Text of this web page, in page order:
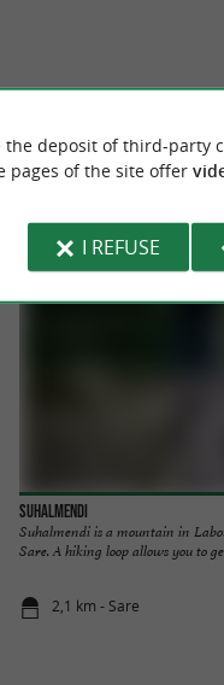
Suhalmendi
Suhalmendi is a mountain in
Sare. A hiking loop allows you to
2,1 km - Sare
deposit of third-party
pages of the site offer
I REFUSE